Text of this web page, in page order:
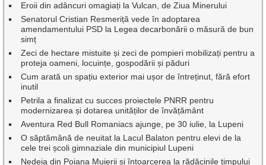
Eroii din adâncuri omagiați la Vulcan, de Ziua Minerului
Senatorul Cristian Resmeriță vede în adoptarea
amendamentului PSD la Legea decarbonării o măsură de bun
simț
Zeci de hectare mistuite și zeci de pompieri mobilizați pentru a
proteja oameni, locuințe, gospodării și păduri
Cum arată un spațiu exterior mai ușor de întreținut, fără efort
inutil
Petrila a finalizat cu succes proiectele PNRR pentru
modernizarea și dotarea unităților de învățământ
Aventura Red Bull Romaniacs ajunge, pe 30 iulie, la Lupeni
O săptămână de neuitat la Lacul Balaton pentru elevi de la
cele trei școli gimnaziale din municipiul Lupeni
Nedeia din Poiana Muierii și întoarcerea la rădăcinile timpului